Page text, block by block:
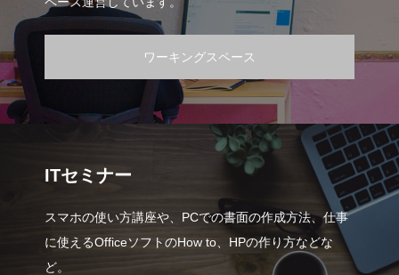
ワーキングスペース
ITセミナー
スマホの使い方講座や、PCでの書面の作成方法、仕事
に使えるOfficeソフトのHow to、HPの作り方などな
ど。